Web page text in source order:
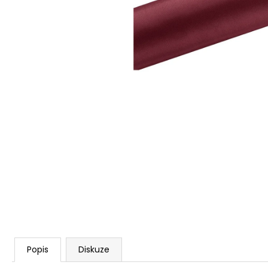
Popis Diskuze
ORGANZA V ROLI - ŽLUTÁ (36CM X 9M)